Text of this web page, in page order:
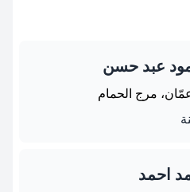
عبد حسن
مرج الحمام
احمد